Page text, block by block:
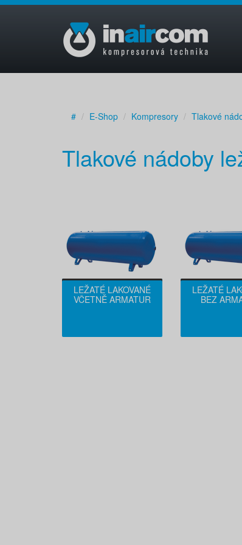
# E-Shop Kompresory Tlakové
Tlakové nádoby
LEŽATÉ LAKOVANÉ
VČETNĚ ARMATUR
LEŽATÉ
BEZ